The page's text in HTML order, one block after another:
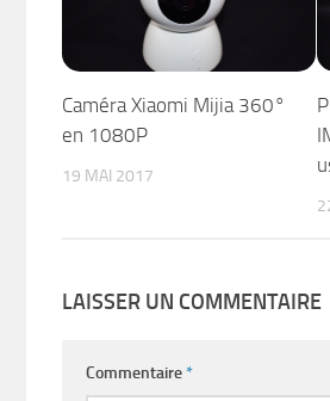
Caméra Xiaomi Mijia 360°
en 1080P
19 MAI 2017
LAISSER UN COMMENTAIRE
Commentaire*